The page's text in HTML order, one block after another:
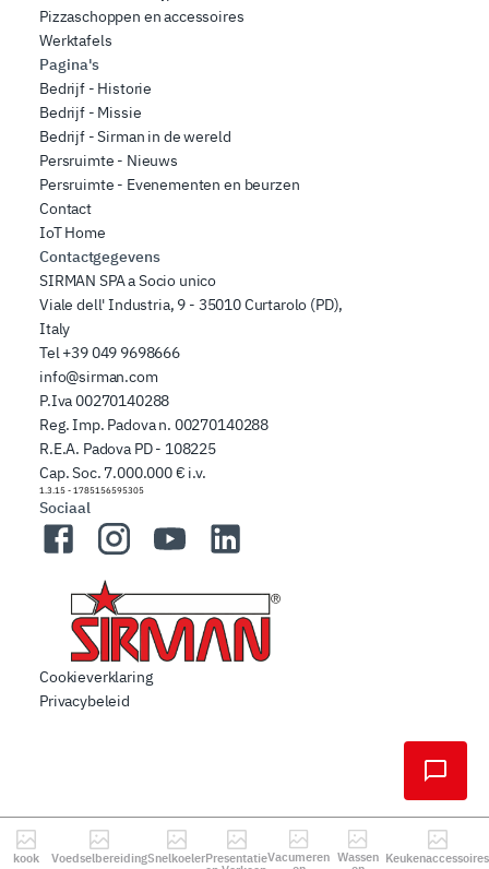
Pizzaschoppen en accessoires
Werktafels
Pagina's
Bedrijf - Historie
Bedrijf - Missie
Bedrijf - Sirman in de wereld
Persruimte - Nieuws
Persruimte - Evenementen en beurzen
Contact
IoT Home
Contactgegevens
SIRMAN SPA a Socio unico
Viale dell' Industria, 9 - 35010 Curtarolo (PD),
Italy
Tel+39 049 9698666
info@sirman.com
P.Iva 00270140288
Reg. Imp. Padova n. 00270140288
R.E.A. Padova PD - 108225
Cap. Soc. 7.000.000 € i.v.
1.3.15 - 1785156595305
Sociaal
FacebookInstagramYouTubeLinkedIn
Cookieverklaring
Privacybeleid
kook VoedselbereidingSnelkoelerPresentatieVacumeren Wassen Keukenaccessoires